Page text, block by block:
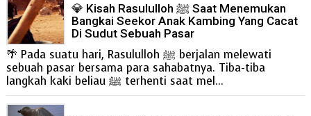
💎 Kisah Rasululloh ﷺ Saat Menemukan
Bangkai Seekor Anak Kambing Yang Cacat
Di Sudut Sebuah Pasar
🌴 Pada suatu hari, Rasululloh ﷺ berjalan melewati
sebuah pasar bersama para sahabatnya. Tiba-tiba
langkah kaki beliau ﷺ terhenti saat mel...